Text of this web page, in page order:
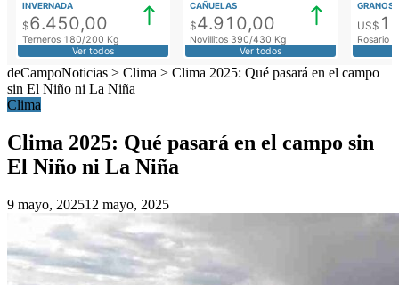
INVERNADA
$6.450,00
Terneros 180/200 Kg
Ver todos
CAÑUELAS
$4.910,00
Novillitos 390/430 Kg
Ver todos
GRANOS
US$
Rosario
deCampoNoticias > Clima > Clima 2025: Qué pasará en el campo
sin El Niño ni La Niña
Clima
Clima 2025: Qué pasará en el campo sin
El Niño ni La Niña
9 mayo, 202512 mayo, 2025